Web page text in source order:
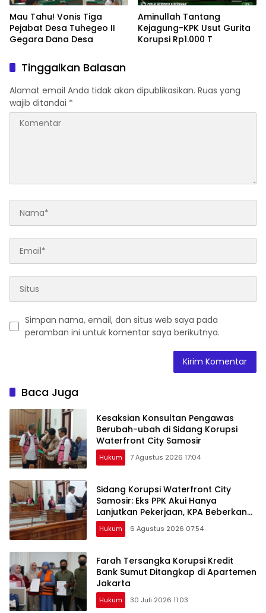
Mau Tahu! Vonis Tiga
Pejabat Desa Tuhegeo II
Gegara Dana Desa
Aminullah Tantang
Kejagung-KPK Usut Gurita
Korupsi Rp1.000 T
Tinggalkan Balasan
Alamat email Anda tidak akan dipublikasikan. Ruas yang
wajib ditandai *
Simpan nama, email, dan situs web saya pada
peramban ini untuk komentar saya berikutnya.
Baca Juga
Kesaksian Konsultan Pengawas
Berubah-ubah di Sidang Korupsi
Waterfront City Samosir
Hukum 7 Agustus 2026 17:04
Sidang Korupsi Waterfront City
Samosir: Eks PPK Akui Hanya
Lanjutkan Pekerjaan, KPA Beberkan
Pengawasan Proyek
Hukum 6 Agustus 2026 07:54
Farah Tersangka Korupsi Kredit
Bank Sumut Ditangkap di Apartemen
Jakarta
Hukum 30 Juli 2026 11:03